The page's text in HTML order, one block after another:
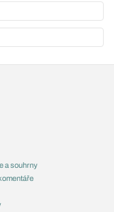
a souhrny